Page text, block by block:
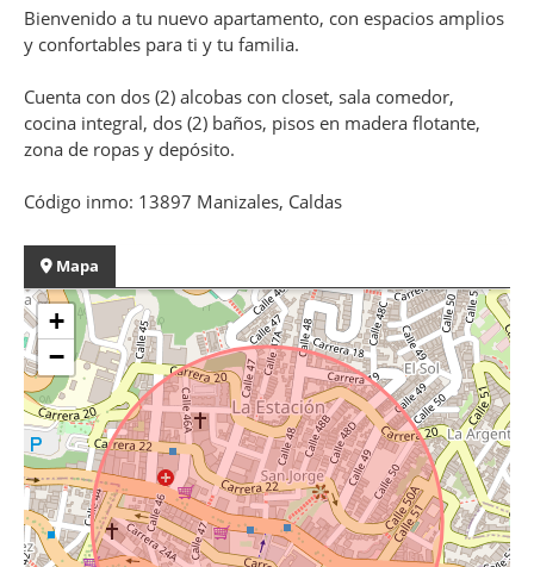
Bienvenido a tu nuevo apartamento, con espacios amplios
y confortables para ti y tu familia.
Cuenta con dos (2) alcobas con closet, sala comedor,
cocina integral, dos (2) baños, pisos en madera flotante,
zona de ropas y depósito.
Código inmo: 13897 Manizales, Caldas
Mapa
+
−